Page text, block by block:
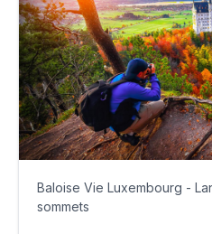
Baloise Vie Luxembourg -
sommets